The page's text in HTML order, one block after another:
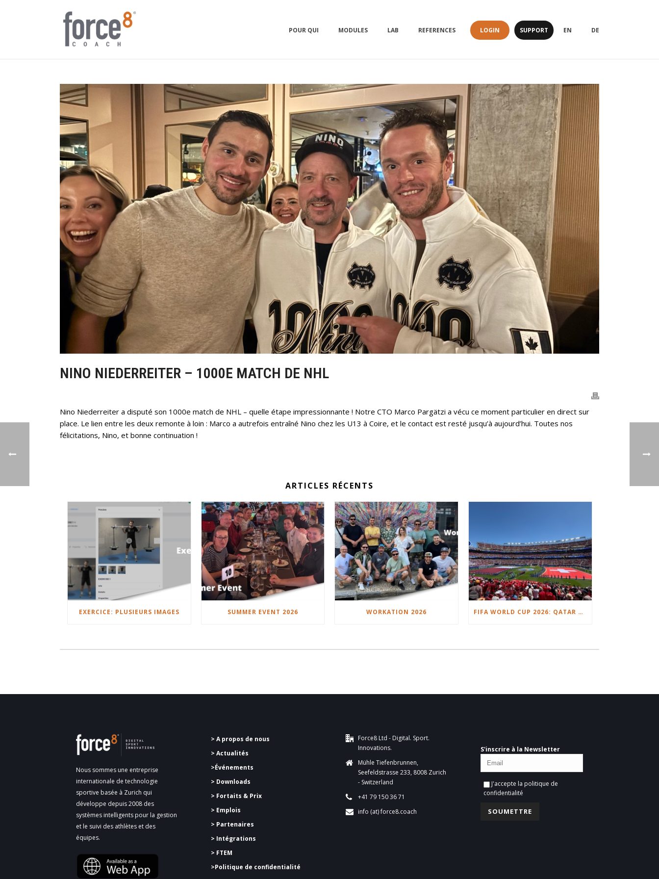
POUR QUI MODULES LAB REFERENCES LOGIN SUPPORT EN DE
NINO NIEDERREITER – 1000E MATCH DE NHL
Nino Niederreiter a disputé son 1000e match de NHL – quelle étape impressionnante ! Notre CTO Marco Pargätzi a vécu ce moment particulier en direct sur
place. Le lien entre les deux remonte à loin : Marco a autrefois entraîné Nino chez les U13 à Coire, et le contact est resté jusqu’à aujourd’hui. Toutes nos
félicitations, Nino, et bonne continuation !
ARTICLES RÉCENTS
EXERCICE: PLUSIEURS IMAGES SUMMER EVENT 2026 WORKATION 2026 FIFA WORLD CUP 2026: QATAR VS. SWITZERLAND
Nous sommes une entreprise
internationale de technologie
sportive basée à Zurich qui
développe depuis 2008 des
systèmes intelligents pour la gestion
et le suivi des athlètes et des
équipes.
> A propos de nous
> Actualités
>Événements
> Downloads
> Fortaits & Prix
> Emplois
> Partenaires
> Intégrations
> FTEM
>Politique de confidentialité
Force8 Ltd - Digital. Sport.
Innovations.
Mühle Tiefenbrunnen,
Seefeldstrasse 233, 8008 Zurich
- Switzerland
+41 79 150 36 71
info (at) force8.coach
S'inscrire à la Newsletter
J'accepte la politique de
confidentialité